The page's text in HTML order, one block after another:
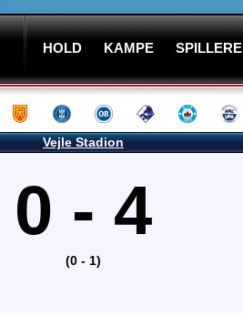
HOLD KAMPE SPILLERE
Vejle Stadion
0 - 4
(0 - 1)